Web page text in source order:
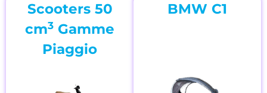
Scooters 50
cm3 Gamme
Piaggio
BMW C1